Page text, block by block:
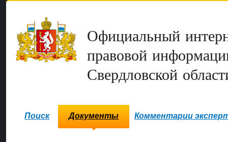
Официальный
правовой
Свердловской
Поиск Документы Комментарии